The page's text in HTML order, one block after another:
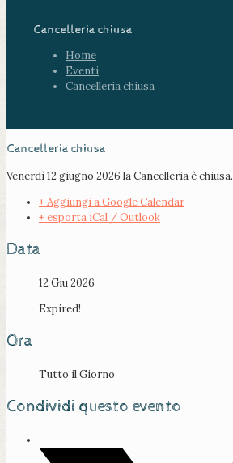
Cancelleria chiusa
Home
Eventi
Cancelleria chiusa
Cancelleria chiusa
Venerdì 12 giugno 2026 la Cancelleria è chiusa.
+ Aggiungi a Google Calendar
+ esporta iCal / Outlook
Data
12 Giu 2026
Expired!
Ora
Tutto il Giorno
Condividi questo evento